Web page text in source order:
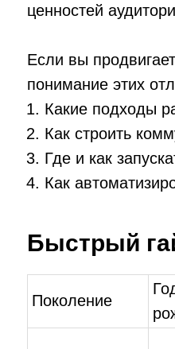
ценностей
Если вы
понимание этих
Какие подходы
Как строить
Где и как
Как
Быстрый
Поколение